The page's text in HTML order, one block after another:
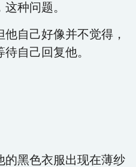
种问题。
自己好像并不觉得，
自己回复他。
的黑色衣服出现在薄纱